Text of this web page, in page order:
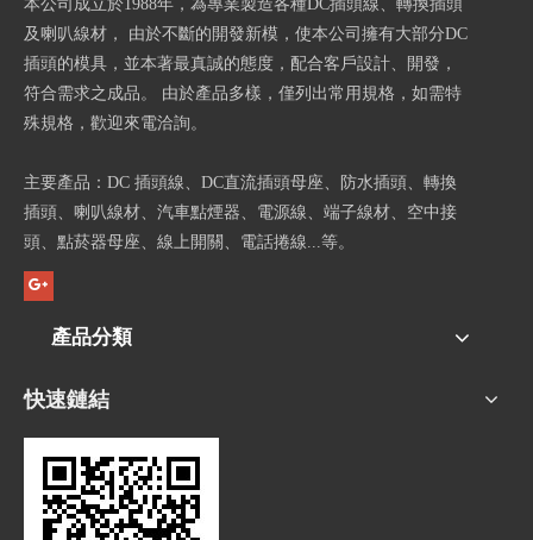
本公司成立於1988年，為專業製造各種DC插頭線、轉換插頭
及喇叭線材， 由於不斷的開發新模，使本公司擁有大部分DC
插頭的模具，並本著最真誠的態度，配合客戶設計、開發，
符合需求之成品。 由於產品多樣，僅列出常用規格，如需特
殊規格，歡迎來電洽詢。
主要產品：DC 插頭線、DC直流插頭母座、防水插頭、轉換
插頭、喇叭線材、汽車點煙器、電源線、端子線材、空中接
頭、點菸器母座、線上開關、電話捲線...等。
產品分類
快速鏈結